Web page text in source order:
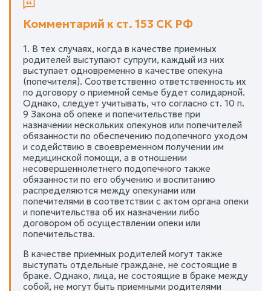
Комментарий к ст. 153 СК РФ
1. В тех случаях, когда в качестве приемных
родителей выступают супруги, каждый из них
выступает одновременно в качестве опекуна
(попечителя). Соответственно ответственность их
по договору о приемной семье будет солидарной.
Однако, следует учитывать, что согласно ст. 10 п.
9 Закона об опеке и попечительстве при
назначении нескольких опекунов или попечителей
обязанности по обеспечению подопечного уходом
и содействию в своевременном получении им
медицинской помощи, а в отношении
несовершеннолетнего подопечного также
обязанности по его обучению и воспитанию
распределяются между опекунами или
попечителями в соответствии с актом органа опеки
и попечительства об их назначении либо
договором об осуществлении опеки или
попечительства.
В качестве приемных родителей могут также
выступать отдельные граждане, не состоящие в
браке. Однако, лица, не состоящие в браке между
собой, не могут быть приемными родителями